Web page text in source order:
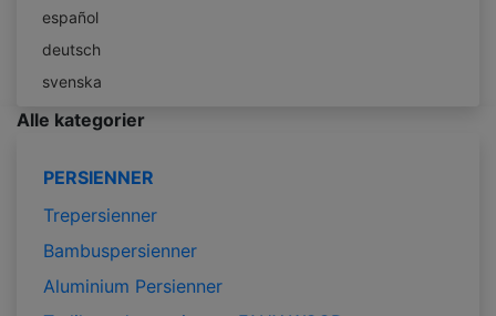
español
deutsch
svenska
Alle kategorier
PERSIENNER
Trepersienner
Bambuspersienner
Aluminium Persienner